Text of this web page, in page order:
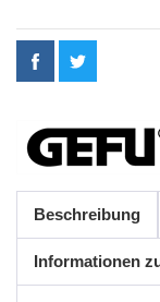
Beschreibung
Informationen